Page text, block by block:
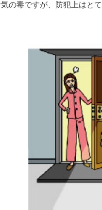
の毒ですが、防犯上はと